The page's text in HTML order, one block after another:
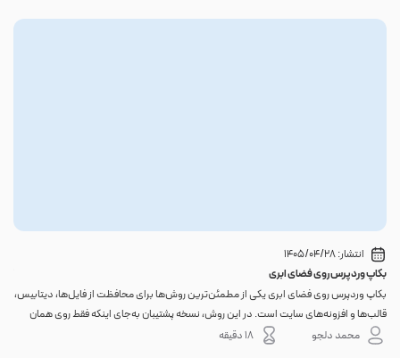
انتشار:1405/04/28
بکاپ وردپرس روی فضای ابری
بکاپ وردپرس روی فضای ابری یکی از مطمئن‌ترین روش‌ها برای محافظت از فایل‌ها، دیتابیس،
قالب‌ها و افزونه‌های سایت است. در این روش، نسخه پشتیبان به‌جای اینکه فقط روی همان
هاست اصلی باقی بماند، به یک فضای جداگانه منتقل می‌شود؛ بنابراین خرابی سرور، هک
محمد دلجو 18 دقیقه